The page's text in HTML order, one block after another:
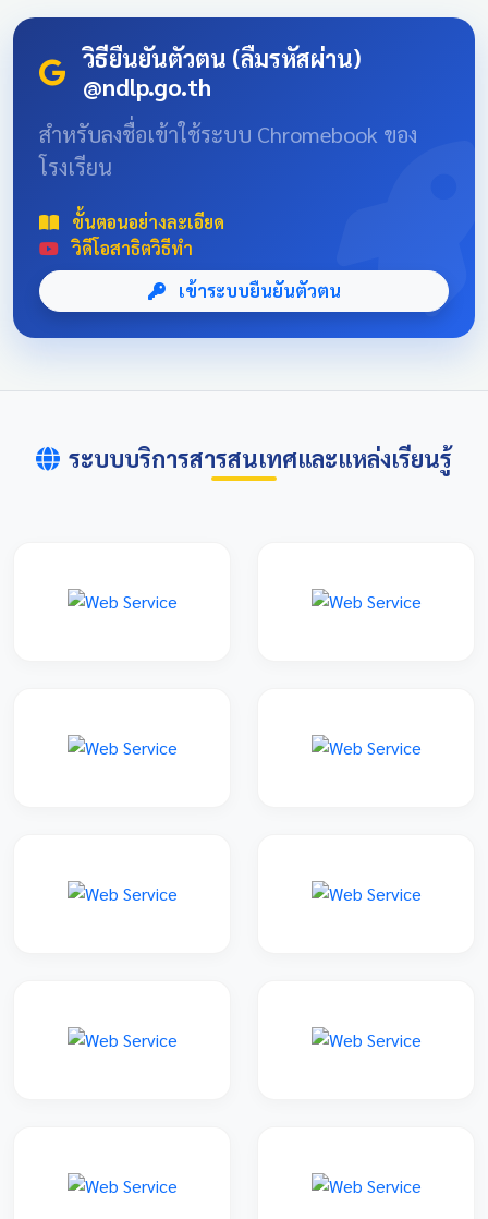
top: 10px; } .news-card-single::after { content: "🏆";
position: absolute; font-size: 8rem; bottom: -20px; right:
center; font-family: 'Sarabun', sans-serif; padding: 20px;
max-width: 800px; margin: 0 auto; } 📌 ข่าวประชาสัมพันธ์
แข่งขันและดูรายละเอียดเพิ่มเติม การแข่งขันศิลปหัตถกรรม
นักเรียนครั้งที่ 73 โซนอุบลเหนือ จังหวัดอุบลราชธานี
วิธียืนยันตัวตน (ลืมรหัสผ่าน)
@ndlp.go.th
สำหรับลงชื่อเข้าใช้ระบบ Chromebook ของ
โรงเรียน
ขั้นตอนอย่างละเอียด
วิดีโอสาธิตวิธีทำ
เข้าระบบยืนยันตัวตน
ระบบบริการสารสนเทศและแหล่งเรียนรู้